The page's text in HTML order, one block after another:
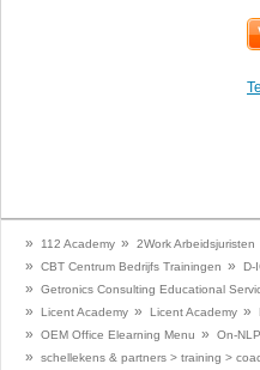
» 112 Academy » 2Work Arbeidsjuristen
» CBT Centrum Bedrijfs Trainingen » D-
» Getronics Consulting Educational
» Licent Academy » Licent Academy »
» OEM Office Elearning Menu » On-NLP
» schellekens & partners > training >